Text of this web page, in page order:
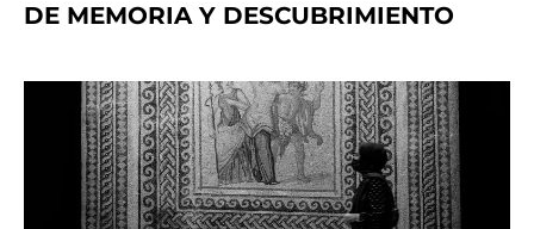
DE MEMORIA Y DESCUBRIMIENTO